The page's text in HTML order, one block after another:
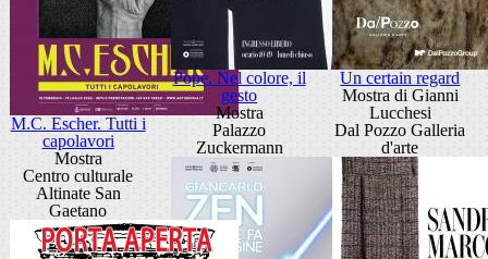
M.C. Escher. Tutti i
capolavori
Mostra
Centro culturale
Altinate San
Gaetano
Pope. Nel colore, il
gesto
Mostra
Palazzo
Zuckermann
Un certain regard
Mostra di Gianni
Lucchesi
Dal Pozzo Galleria
d'arte